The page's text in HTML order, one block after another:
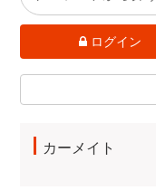
ログイン
カーメイト